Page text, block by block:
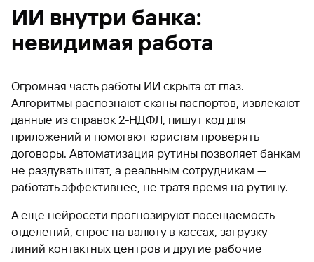
ИИ внутри банка:
невидимая работа
Огромная часть работы ИИ скрыта от глаз.
Алгоритмы распознают сканы паспортов, извлекают
данные из справок 2-НДФЛ, пишут код для
приложений и помогают юристам проверять
договоры. Автоматизация рутины позволяет банкам
не раздувать штат, а реальным сотрудникам —
работать эффективнее, не тратя время на рутину.
А еще нейросети прогнозируют посещаемость
отделений, спрос на валюту в кассах, загрузку
линий контактных центров и другие рабочие